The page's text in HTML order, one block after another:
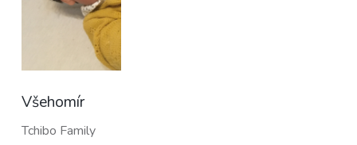
Všehomír
Tchibo Family